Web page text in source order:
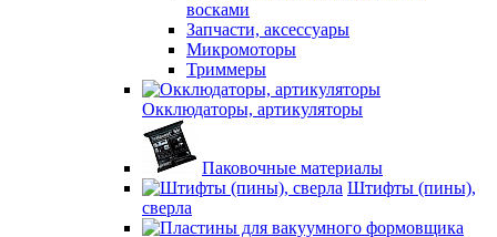
восками
Запчасти, аксессуары
Микромоторы
Триммеры
Окклюдаторы, артикуляторы
Паковочные материалы
Штифты (пины),
сверла